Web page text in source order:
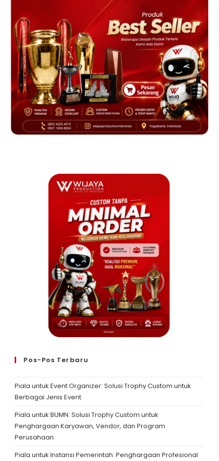
Pos-Pos Terbaru
Piala untuk Event Organizer: Solusi Trophy Custom untuk
Berbagai Jenis Event
Piala untuk BUMN: Solusi Trophy Custom untuk
Penghargaan Karyawan, Vendor, dan Program
Perusahaan
Piala untuk Instansi Pemerintah: Penghargaan Profesional